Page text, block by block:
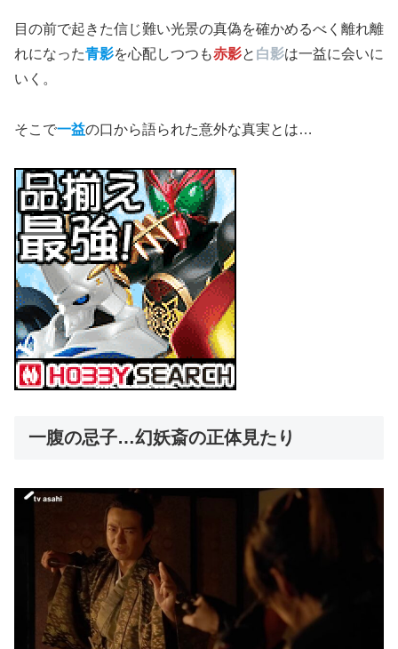
目の前で起きた信じ難い光景の真偽を確かめるべく離れ離
れになった青影を心配しつつも赤影と 白影は一益に会いに
いく。
そこで一益の口から語られた意外な真実とは…
一腹の忌子…幻妖斎の正体見たり